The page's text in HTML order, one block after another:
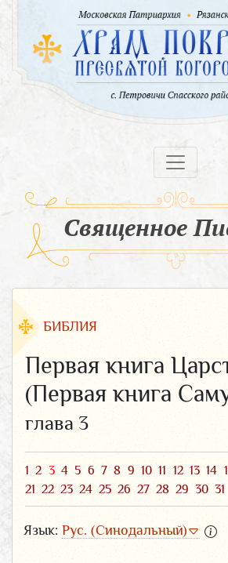
Священное
БИБЛИЯ
Первая книга
(Первая книга
глава 3
1 2 3 4 5 6 7 8 9 10 11 12 13 14
21 22 23 24 25 26 27 28 29 30 31
Язык: Рус. (Синодальный)